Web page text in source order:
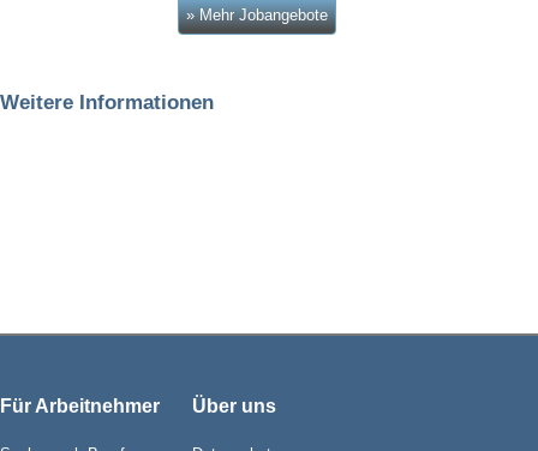
» Mehr Jobangebote
Weitere Informationen
Für Arbeitnehmer Über uns